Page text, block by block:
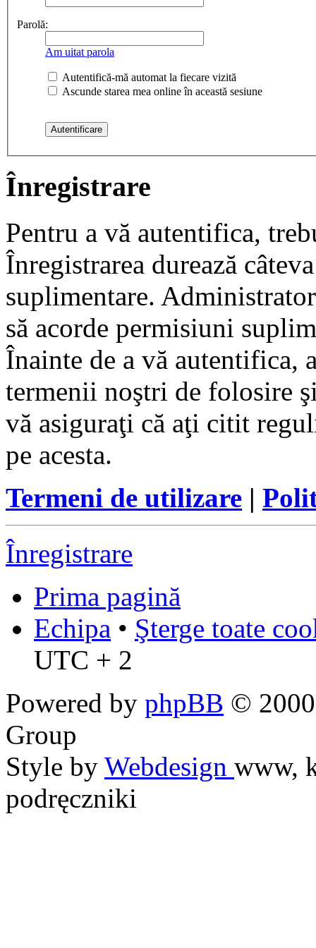
Parolă:
Am uitat parola
Autentifică-mă automat la fiecare vizită
Ascunde starea mea online în această sesiune
Înregistrare
Pentru a vă autentifica,
Înregistrarea durează
suplimentare.
să acorde permisiuni
Înainte de a vă autentifica,
termenii noştri de folosire
vă asiguraţi că aţi citit
pe acesta.
Termeni de utilizare |
Înregistrare
Prima pagină
Echipa • Şterge toate
UTC + 2
Powered by phpBB ©
Group
Style by Webdesign www,
podręczniki